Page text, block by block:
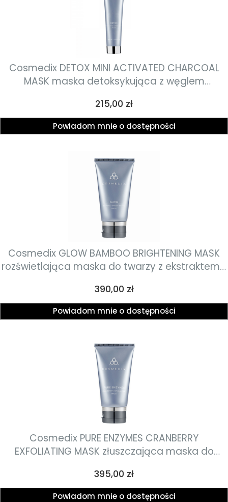
Cosmedix DETOX MINI ACTIVATED CHARCOAL
MASK maska detoksykująca z węglem
złuszczającym i przeciwzapalnym 37g
Cena
215,00 zł
Powiadom mnie o dostępności
Cosmedix GLOW BAMBOO BRIGHTENING MASK
rozświetlająca maska do twarzy z ekstraktem z
depigmentującym i wyrównującym koloryt
skóry 74g
Cena
390,00 zł
Powiadom mnie o dostępności
Cosmedix PURE ENZYMES CRANBERRY
EXFOLIATING MASK złuszczająca maska do
oczyszczającym, odblokowującym ujścia
gruczołów łojowych i rewitalizującym 60g
Cena
395,00 zł
Powiadom mnie o dostępności